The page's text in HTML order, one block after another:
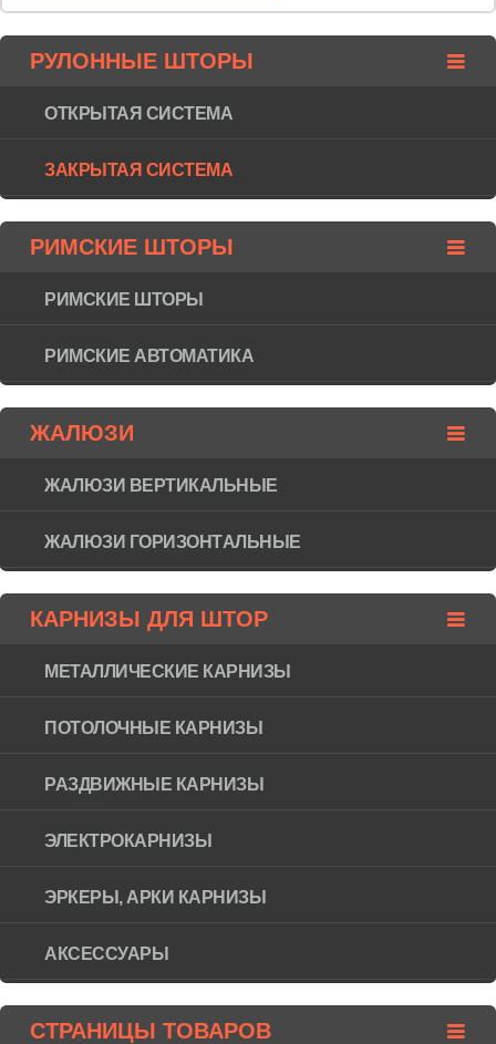
РУЛОННЫЕ ШТОРЫ
ОТКРЫТАЯ СИСТЕМА
ЗАКРЫТАЯ СИСТЕМА
РИМСКИЕ ШТОРЫ
РИМСКИЕ ШТОРЫ
РИМСКИЕ АВТОМАТИКА
ЖАЛЮЗИ
ЖАЛЮЗИ ВЕРТИКАЛЬНЫЕ
ЖАЛЮЗИ ГОРИЗОНТAЛЬНЫЕ
КАРНИЗЫ ДЛЯ ШТОР
МЕТАЛЛИЧЕСКИЕ КАРНИЗЫ
ПОТОЛОЧНЫЕ КАРНИЗЫ
РАЗДВИЖНЫЕ КАРНИЗЫ
ЭЛЕКТРОКАРНИЗЫ
ЭРКЕРЫ, АРКИ КАРНИЗЫ
АКСЕССУАРЫ
СТРАНИЦЫ ТОВАРОВ